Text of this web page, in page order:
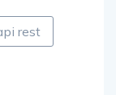
rest